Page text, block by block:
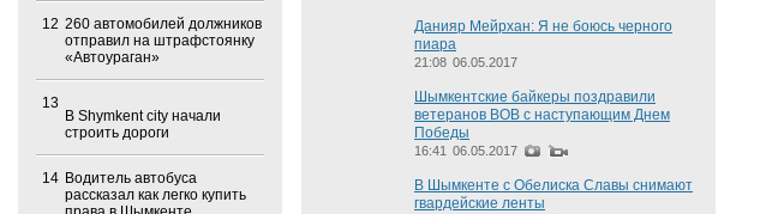
12 260 автомобилей должников
отправил на штрафстоянку
«Автоураган»
13
В Shymkent city начали
строить дороги
14 Водитель автобуса
рассказал как легко купить
Данияр Мейрхан: Я не боюсь черного
пиара
21:08 06.05.2017
Шымкентские байкеры поздравили
ветеранов ВОВ с наступающим Днем
Победы
16:41 06.05.2017
В Шымкенте с Обелиска Славы снимают
гвардейские ленты